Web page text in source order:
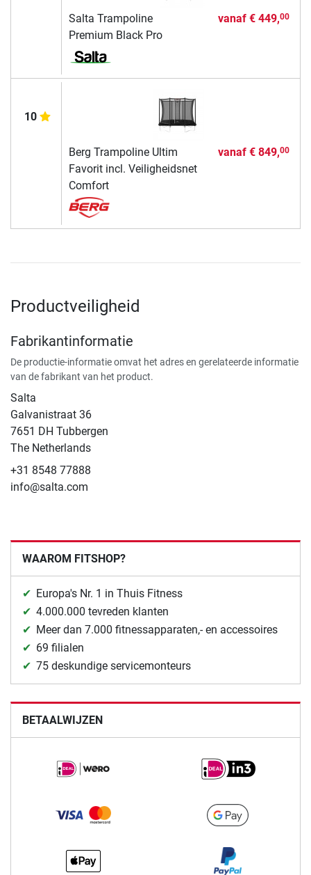
Salta Trampoline
Premium Black Pro
vanaf € 449,00
10
Berg Trampoline Ultim
Favorit incl. Veiligheidsnet
Comfort
vanaf € 849,00
Productveiligheid
Fabrikantinformatie
De productie-informatie omvat het adres en gerelateerde informatie
van de fabrikant van het product.
Salta
Galvanistraat 36
7651 DH Tubbergen
The Netherlands
+31 8548 77888
info@salta.com
WAAROM FITSHOP?
Europa's Nr. 1 in Thuis Fitness
4.000.000 tevreden klanten
Meer dan 7.000 fitnessapparaten,- en accessoires
69 filialen
75 deskundige servicemonteurs
BETAALWIJZEN